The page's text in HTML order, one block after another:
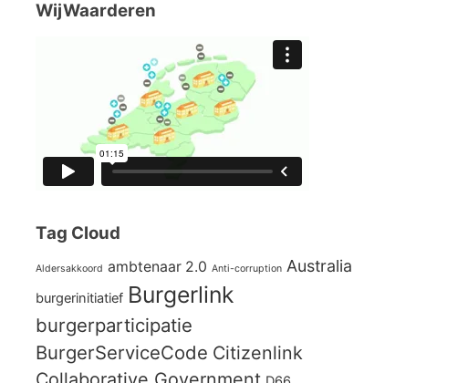
WijWaarderen
Tag Cloud
Aldersakkoord ambtenaar 2.0 Anti-corruption Australia
burgerinitiatief Burgerlink
burgerparticipatie
BurgerServiceCode Citizenlink